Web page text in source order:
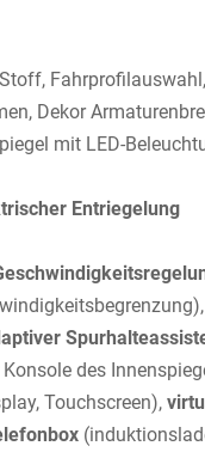
Dekor
mit LED-
Entriegelung
des
Touchscreen),